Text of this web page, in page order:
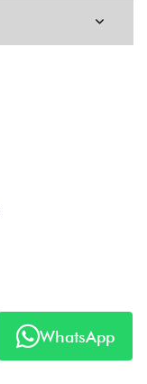
WhatsApp